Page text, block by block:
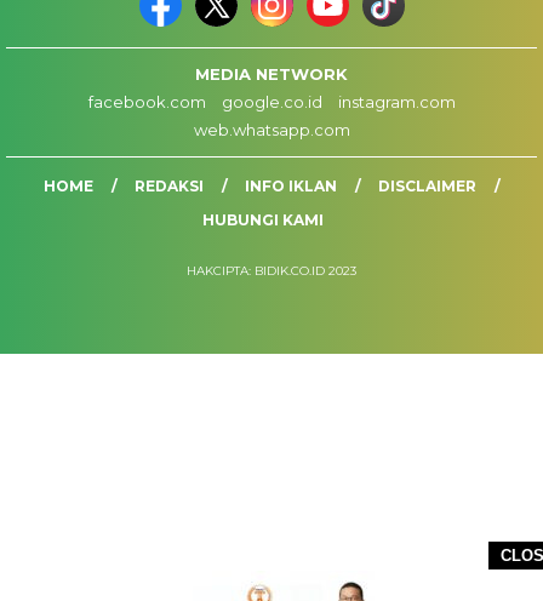
MEDIA NETWORK
facebook.com
google.co.id
instagram.com
web.whatsapp.com
HOME REDAKSI INFO IKLAN
DISCLAIMER
HUBUNGI KAMI
HAKCIPTA: BIDIK.CO.ID 2023